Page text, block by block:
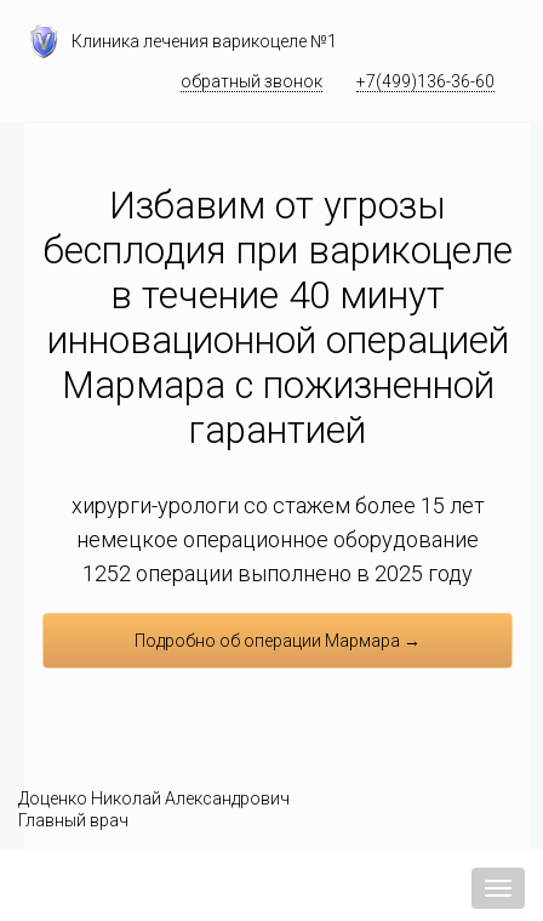
Клиника лечения варикоцеле №1
обратный звонок +7(499)136-36-60
Избавим от угрозы
бесплодия при варикоцеле
в течение 40 минут
инновационной операцией
Мармара c пожизненной
гарантией
хирурги-урологи со стажем более 15 лет
немецкое операционное оборудование
1252 операции выполнено в 2025 году
Подробно об операции Мармара →
Доценко Николай Александрович
Главный врач
Меню